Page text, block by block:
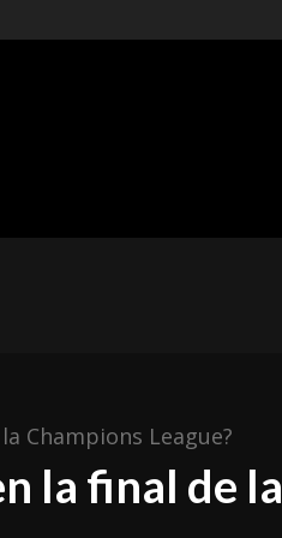
Champions League?
la final de la